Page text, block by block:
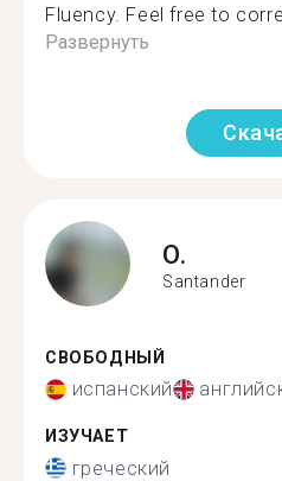
Fluency. Feel free to
Развернуть
O.
Santander
СВОБОДНЫЙ
испанский
ИЗУЧАЕТ
греческий